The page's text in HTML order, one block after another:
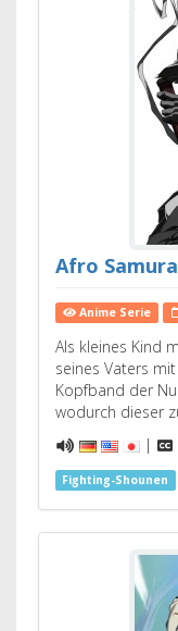
Afro
Anime Serie
Als kleines Kind
seines Vaters
Kopfband der
wodurch dieser
|
Fighting-Shounen